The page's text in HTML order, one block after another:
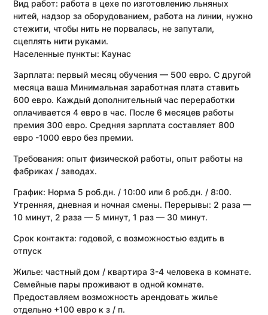
Вид работ: работа в цехе по изготовлению льняных
нитей, надзор за оборудованием, работа на линии, нужно
стежити, чтобы нить не порвалась, не запутали,
сцеплять нити руками.
Населенные пункты: Каунас
Зарплата: первый месяц обучения — 500 евро. С другой
месяца ваша Минимальная заработная плата ставить
600 евро. Каждый дополнительный час переработки
оплачивается 4 евро в час. После 6 месяцев работы
премия 300 евро. Средняя зарплата составляет 800
евро -1000 евро без премии.
Требования:опыт физической работы, опыт работы на
фабриках / заводах.
График: Норма 5 роб.дн. / 10:00 или 6 роб.дн. / 8:00.
Утренняя, дневная и ночная смены. Перерывы: 2 раза —
10 минут, 2 раза — 5 минут, 1 раз — 30 минут.
Срок контакта: годовой, с возможностью ездить в
отпуск
Жилье: частный дом / квартира 3-4 человека в комнате.
Семейные пары проживают в одной комнате.
Предоставляем возможность арендовать жилье
отдельно +100 евро к з / п.